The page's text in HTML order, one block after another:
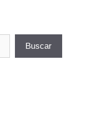
Buscar